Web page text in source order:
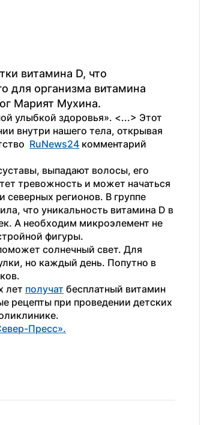
витамина D, что
для организма витамина
Марият Мухина.
улыбкой здоровья». <...> Этот
внутри нашего тела, открывая
RuNews24 комментарий
выпадают волосы, его
тревожность и может начаться
регионов. В группе
что уникальность витамина D в
А необходим микроэлемент не
фигуры.
солнечный свет. Для
но каждый день. Попутно в
лет получат бесплатный витамин
рецепты при проведении детских
Пресс».